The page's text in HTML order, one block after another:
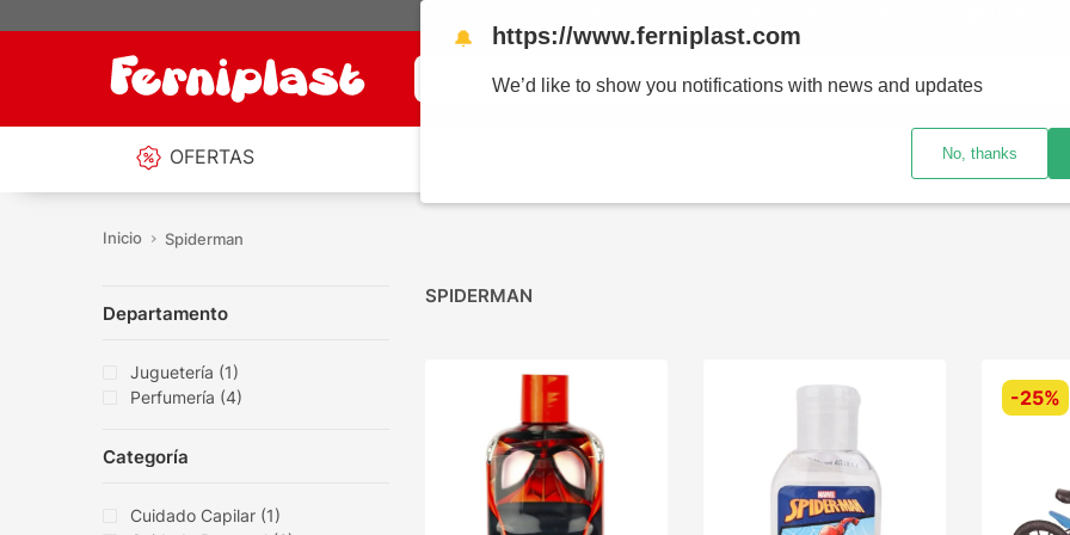
¿Qué estás buscando?
OFERTAS SUCURSALES
Spiderman
Categoría
Cuidado Capilar (1)
Departamento
Juguetería (1)
Perfumería (4)
SPIDERMAN
-25%
🔔 https://www.ferniplast.com
We’d like to show you notifications with news and updates
No, thanks